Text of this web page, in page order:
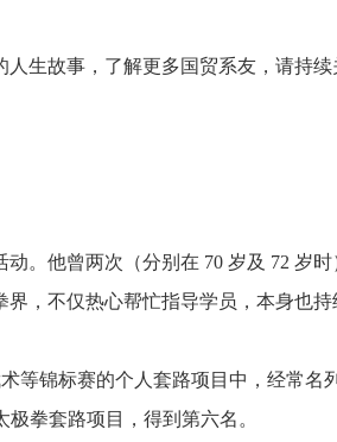
生故事，了解更多国贸系友，请持
。他曾两次（分别在 70 岁及 72 岁
，不仅热心帮忙指导学员，本身也
等锦标赛的个人套路项目中，经常名
拳套路项目，得到第六名。